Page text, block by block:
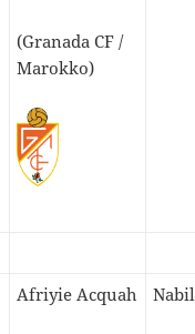
(Granada CF /
Marokko)
Afriyie Acquah